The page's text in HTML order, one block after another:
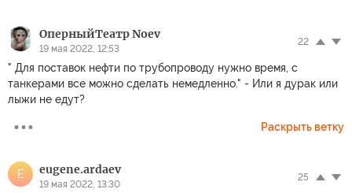
ОперныйТеатр Noev
19 мая 2022, 12:53
22
" Для поставок нефти по трубопроводу нужно время, с
танкерами все можно сделать немедленно." - Или я дурак или
лыжи не едут?
Раскрыть ветку
E eugene.ardaev
19 мая 2022, 13:30
25